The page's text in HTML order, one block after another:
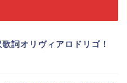
詞オリヴィアロドリゴ！